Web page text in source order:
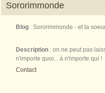
Sororimmonde
Blog : Sororimmonde - et ta
Description : on ne peut pas
n'importe quoi... à n'importe qui !
Contact